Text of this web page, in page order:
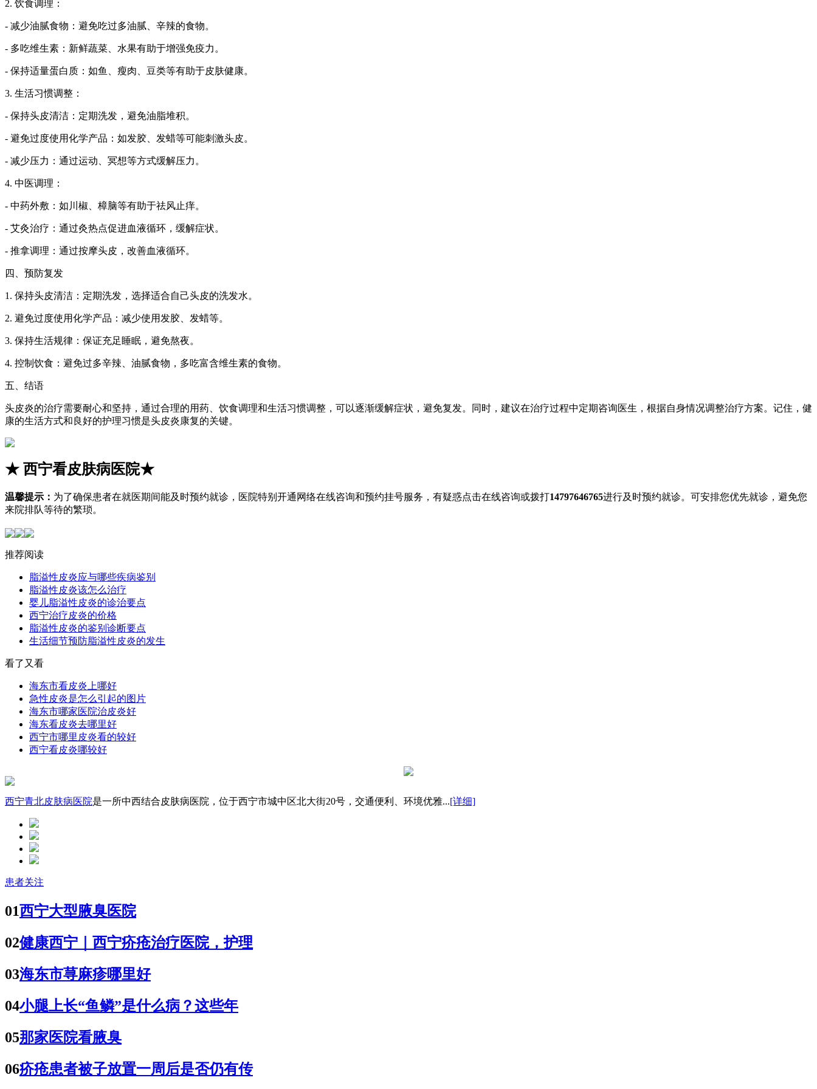
2. 饮食调理：
- 减少油腻食物：避免吃过多油腻、辛辣的食物。
- 多吃维生素：新鲜蔬菜、水果有助于增强免疫力。
- 保持适量蛋白质：如鱼、瘦肉、豆类等有助于皮肤健康。
3. 生活习惯调整：
- 保持头皮清洁：定期洗发，避免油脂堆积。
- 避免过度使用化学产品：如发胶、发蜡等可能刺激头皮。
- 减少压力：通过运动、冥想等方式缓解压力。
4. 中医调理：
- 中药外敷：如川椒、樟脑等有助于祛风止痒。
- 艾灸治疗：通过灸热点促进血液循环，缓解症状。
- 推拿调理：通过按摩头皮，改善血液循环。
四、预防复发
1. 保持头皮清洁：定期洗发，选择适合自己头皮的洗发水。
2. 避免过度使用化学产品：减少使用发胶、发蜡等。
3. 保持生活规律：保证充足睡眠，避免熬夜。
4. 控制饮食：避免过多辛辣、油腻食物，多吃富含维生素的食物。
五、结语
头皮炎的治疗需要耐心和坚持，通过合理的用药、饮食调理和生活习惯调整，可以逐渐缓解症状，避免复发。同时，建议在治疗过程中定期咨询医生，根据自身情况调整治疗方案。记住，健
康的生活方式和良好的护理习惯是头皮炎康复的关键。
★西宁看皮肤病医院★
温馨提示： 为了确保患者在就医期间能及时预约就诊，医院特别开通网络在线咨询和预约挂号服务，有疑惑点击在线咨询或拨打14797646765进行及时预约就诊。可安排您优先就诊，避免您
来院排队等待的繁琐。
推荐阅读
脂溢性皮炎应与哪些疾病鉴别
脂溢性皮炎该怎么治疗
婴儿脂溢性皮炎的诊治要点
西宁治疗皮炎的价格
脂溢性皮炎的鉴别诊断要点
生活细节预防脂溢性皮炎的发生
看了又看
海东市看皮炎上哪好
急性皮炎是怎么引起的图片
海东市哪家医院治皮炎好
海东看皮炎去哪里好
西宁市哪里皮炎看的较好
西宁看皮炎哪较好
西宁青北皮肤病医院是一所中西结合皮肤病医院，位于西宁市城中区北大街20号，交通便利、环境优雅...[详细]
患者关注
01西宁大型腋臭医院
02健康西宁｜西宁疥疮治疗医院，护理
03海东市荨麻疹哪里好
04小腿上长“鱼鳞”是什么病？这些年
05那家医院看腋臭
06疥疮患者被子放置一周后是否仍有传